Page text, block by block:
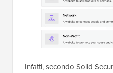
Infatti, secondo Solid